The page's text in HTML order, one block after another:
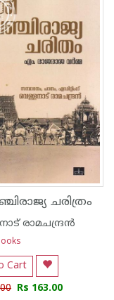
ചരിത്രം
രാമചന്ദ്രന്‍
Cart
Rs 163.00